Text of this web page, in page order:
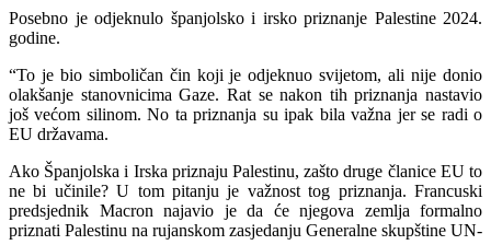
Posebno je odjeknulo španjolsko i irsko priznanje Palestine 2024.
godine.
“To je bio simboličan čin koji je odjeknuo svijetom, ali nije donio
olakšanje stanovnicima Gaze. Rat se nakon tih priznanja nastavio
još većom silinom. No ta priznanja su ipak bila važna jer se radi o
EU državama.
Ako Španjolska i Irska priznaju Palestinu, zašto druge članice EU to
ne bi učinile? U tom pitanju je važnost tog priznanja. Francuski
predsjednik Macron najavio je da će njegova zemlja formalno
priznati Palestinu na rujanskom zasjedanju Generalne skupštine UN-